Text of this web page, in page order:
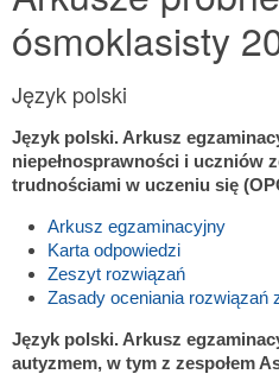
ósmoklasisty
Język polski
Język polski. Arkusz
niepełnosprawności i uczniów
trudnościami w uczeniu się
Arkusz egzaminacyjny
Karta odpowiedzi
Zeszyt rozwiązań
Zasady oceniania rozwiązań
Język polski. Arkusz
autyzmem, w tym z zespołem